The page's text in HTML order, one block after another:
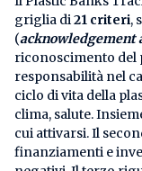
griglia di21 criteri,
(acknowledgement
riconoscimento
responsabilità nel
ciclo di vita della
clima, salute.
cui attivarsi. Il
finanziamenti e